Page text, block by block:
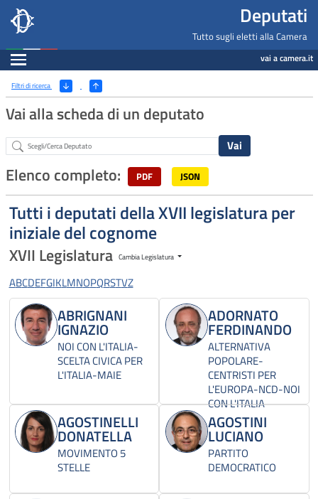
Deputati, Camera dei Deputati -
Salta al contenuto principale
Salta al menu di navigazione Deputati
Tutto sugli eletti alla Camera
Espandi vai a camera.it
Ricerca
Filtri di ricerca (Apri/Chiudi filtri)
Vai alla scheda di un deputato
Abstract
Elenco completo: PDF JSON
Tutti i deputati della XVII legislatura per
iniziale del cognome
XVII Legislatura Cambia Legislatura
ABCDEFGIKLMNOPQRSTVZ
ABRIGNANI
IGNAZIO
NOI CON L'ITALIA-
SCELTA CIVICA PER
L'ITALIA-MAIE
ADORNATO
FERDINANDO
ALTERNATIVA
POPOLARE-
CENTRISTI PER
L'EUROPA-NCD-NOI
CON L'ITALIA
AGOSTINELLI
DONATELLA
MOVIMENTO 5
STELLE
AGOSTINI
LUCIANO
PARTITO
DEMOCRATICO
Navigazione pagine di servizio
Fine pagina
Salta al contenuto principale
Salta al menu di navigazione
Vai a inizio pagina